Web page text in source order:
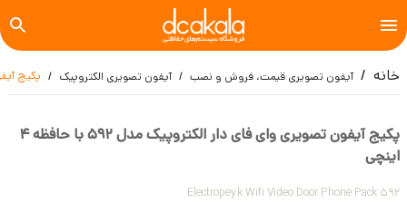
خانه آیفون تصویری قیمت، فروش و نصب آیفون تصویری الکتروپیک پکیج آیفون
پکیج آیفون تصویری وای فای دار الکتروپیک مدل 592 با حافظه 4
اینچی
Electropeyk Wifi Video Door Phone Pack 592